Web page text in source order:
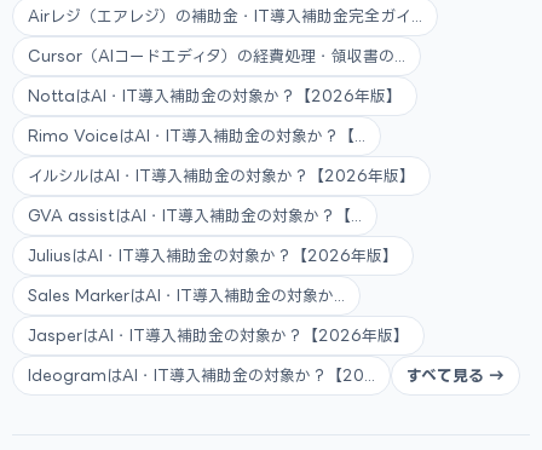
Airレジ（エアレジ）の補助金・IT導入補助金完全ガイ...
Cursor（AIコードエディタ）の経費処理・領収書の...
NottaはAI・IT導入補助金の対象か？【2026年版】
Rimo VoiceはAI・IT導入補助金の対象か？【...
イルシルはAI・IT導入補助金の対象か？【2026年版】
GVA assistはAI・IT導入補助金の対象か？【...
JuliusはAI・IT導入補助金の対象か？【2026年版】
Sales MarkerはAI・IT導入補助金の対象か...
JasperはAI・IT導入補助金の対象か？【2026年版】
IdeogramはAI・IT導入補助金の対象か？【20... すべて見る →